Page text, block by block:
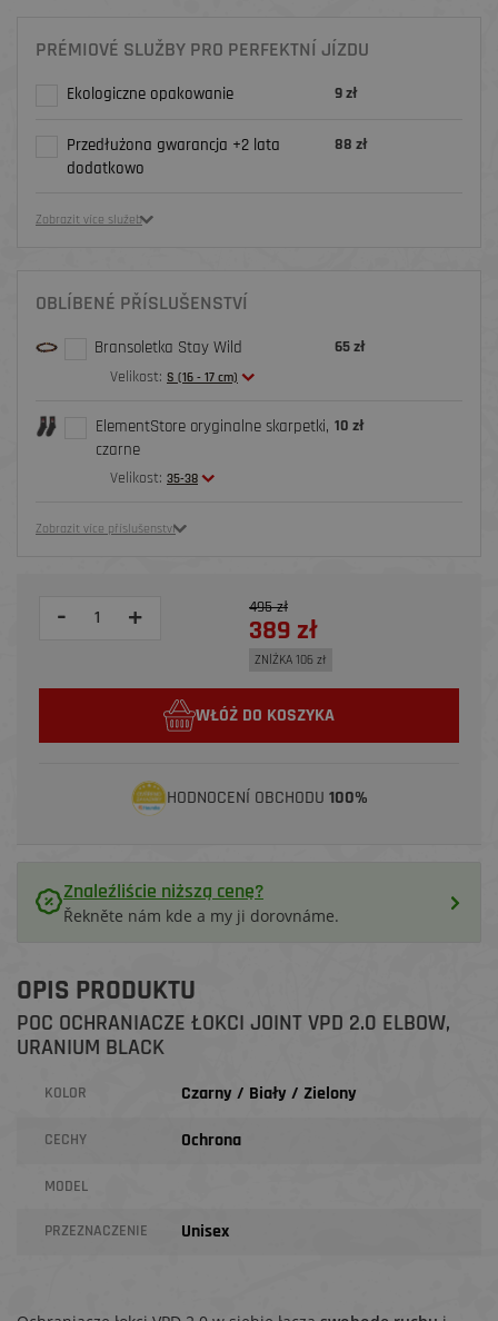
PRÉMIOVÉ SLUŽBY PRO PERFEKTNÍ JÍZDU
Ekologiczne opakowanie 9 zł
Przedłużona gwarancja +2 lata
dodatkowo
88 zł
Zobrazit více služeb
OBLÍBENÉ PŘÍSLUŠENSTVÍ
Bransoletka Stay Wild
Velikost: S (16 - 17 cm)
65 zł
ElementStore oryginalne skarpetki,
czarne
Velikost: 35-38
10 zł
Zobrazit více příslušenství
- + 495 zł
389 zł
ZNİŻKA 106 zł
WŁÓŻ DO KOSZYKA
HODNOCENÍ OBCHODU 100%
Znaleźliście niższą cenę?
Řekněte nám kde a my ji dorovnáme.
OPIS PRODUKTU
POC OCHRANIACZE ŁOKCI JOINT VPD 2.0 ELBOW,
URANIUM BLACK
KOLOR Czarny / Biały / Zielony
CECHY Ochrona
MODEL
PRZEZNACZENIE Unisex